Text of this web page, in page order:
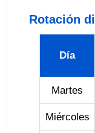
Rotación
Día
Martes
Miércoles